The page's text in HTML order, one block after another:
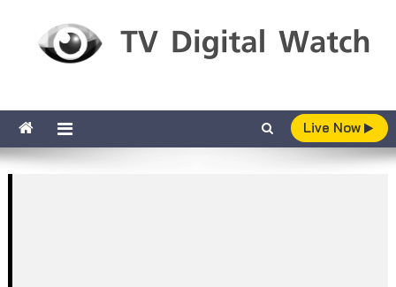
Live Now